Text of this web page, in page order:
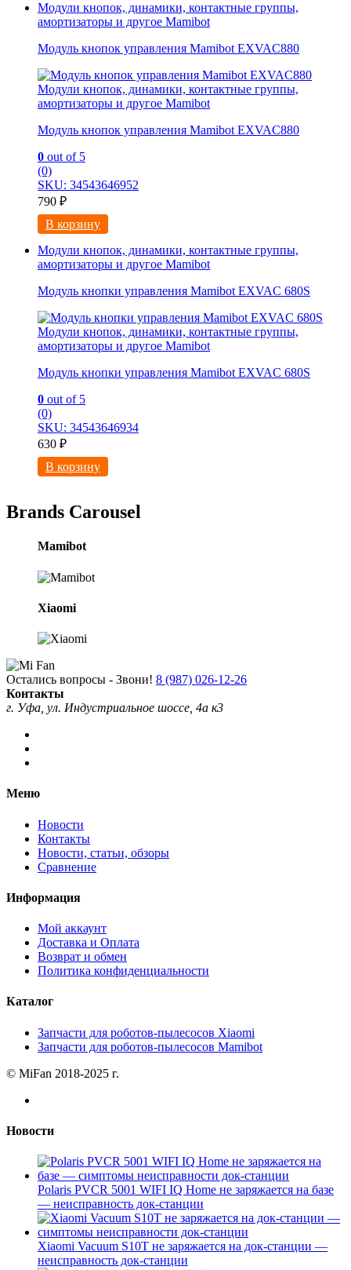
Модули кнопок, динамики, контактные группы,
амортизаторы и другое Mamibot
Модуль кнопок управления Mamibot EXVAC880
Модули кнопок, динамики, контактные группы,
амортизаторы и другое Mamibot
Модуль кнопок управления Mamibot EXVAC880
0 out of 5
(0)
SKU: 34543646952
790 ₽
В корзину
Модули кнопок, динамики, контактные группы,
амортизаторы и другое Mamibot
Модуль кнопки управления Mamibot EXVAC 680S
Модули кнопок, динамики, контактные группы,
амортизаторы и другое Mamibot
Модуль кнопки управления Mamibot EXVAC 680S
0 out of 5
(0)
SKU: 34543646934
630 ₽
В корзину
Brands Carousel
Mamibot
Xiaomi
Остались вопросы - Звони! 8 (987) 026-12-26
Контакты
г. Уфа, ул. Индустриальное шоссе, 4а к3
Меню
Новости
Контакты
Новости, статьи, обзоры
Сравнение
Информация
Мой аккаунт
Доставка и Оплата
Возврат и обмен
Политика конфиденциальности
Каталог
Запчасти для роботов-пылесосов Xiaomi
Запчасти для роботов-пылесосов Mamibot
© MiFan 2018-2025 г.
Новости
Polaris PVCR 5001 WIFI IQ Home не заряжается на базе
— неисправность док-станции
Xiaomi Vacuum S10T не заряжается на док-станции —
неисправность док-станции